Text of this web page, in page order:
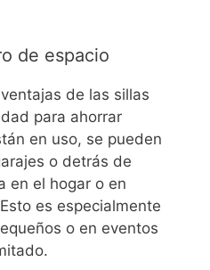
de espacio
de las sillas
para ahorrar
en uso, se pueden
o detrás de
en el hogar o en
es especialmente
o en eventos